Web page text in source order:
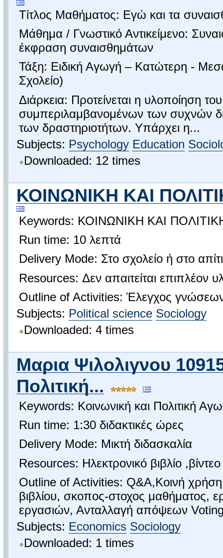
Τίτλος Μαθήματος: Εγώ και τα
Μάθημα / Γνωστικό Αντικείμενο:
έκφραση συναισθημάτων
Τάξη: Ειδική Αγωγή – Κατώτερη -
Σχολείο)
Διάρκεια: Προτείνεται η υλοποίηση
συμπεριλαμβανομένων των συχνών
των δραστηριοτήτων. Υπάρχει η...
Subjects: Psychology Education
Downloaded: 12 times
ΚΟΙΝΩΝΙΚΗ ΚΑΙ
Keywords: ΚΟΙΝΩΝΙΚΗ ΚΑΙ
Run time: 10 λεπτά
Delivery Mode: Στο σχολείο ή στο απίτι
Resources: Δεν απαιτείται επιπλέον
Outline of Activities: Έλεγχος
Subjects: Political science Sociology
Downloaded: 4 times
Μαρια Ψιλολιγνου
Πολιτική...
Keywords: Κοινωνική και Πολιτική
Run time: 1:30 διδακτικές ώρες
Delivery Mode: Μικτή διδασκαλία
Resources: Ηλεκτρονικό βιβλίο
Outline of Activities: Q&A,Κοινή
βιβλίου, σκοπος-στοχος μαθήματος,
εργασιών, Ανταλλαγή απόψεων
Subjects: Economics Sociology
Downloaded: 1 times